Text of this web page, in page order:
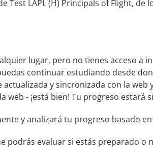
LAPL (H) Principals of Flight, de
lugar, pero no tienes acceso a
continuar estudiando desde
y sincronizada con la web
web - ¡está bien! Tu progreso estará
y analizará tu progreso basado
podrás evaluar si estás preparado o